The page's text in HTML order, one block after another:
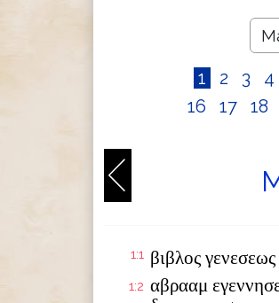
1 2 3 4
16
17 18
1:1 βιβλος
1:2 αβρααμ